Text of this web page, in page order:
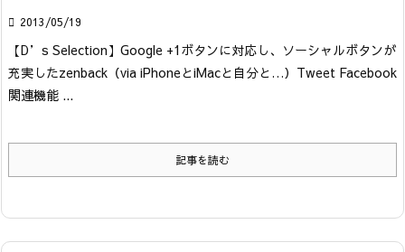
 2013/05/19
【D’s Selection】 Google +1ボタンに対応し、ソーシャルボタンが
充実したzenback （via iPhoneとiMacと自分と…） Tweet Facebook
関連機能 ...
記事を読む